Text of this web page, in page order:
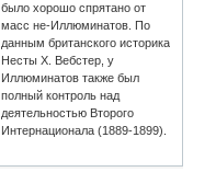
было хорошо спрятано от
масс не-Иллюминатов. По
данным британского историка
Несты Х. Вебстер, у
Иллюминатов также был
полный контроль над
деятельностью Второго
Интернационала (1889-1899).